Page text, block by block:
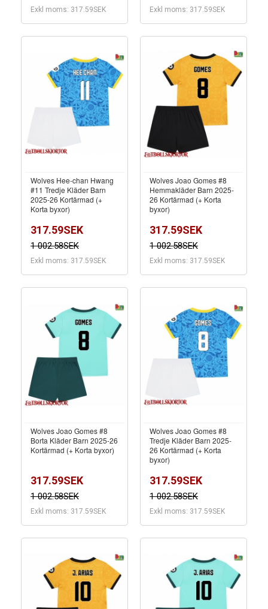
Exkl moms: 317.59SEK Exkl moms: 317.59SEK
Wolves Hee-chan Hwang
#11 Tredje Kläder Barn
2025-26 Kortärmad (+
Korta byxor)
317.59SEK
1 002.58SEK
Exkl moms: 317.59SEK
Wolves Joao Gomes #8
Hemmakläder Barn 2025-
26 Kortärmad (+ Korta
byxor)
317.59SEK
1 002.58SEK
Exkl moms: 317.59SEK
Wolves Joao Gomes #8
Borta Kläder Barn 2025-26
Kortärmad (+ Korta byxor)
317.59SEK
1 002.58SEK
Exkl moms: 317.59SEK
Wolves Joao Gomes #8
Tredje Kläder Barn 2025-
26 Kortärmad (+ Korta
byxor)
317.59SEK
1 002.58SEK
Exkl moms: 317.59SEK